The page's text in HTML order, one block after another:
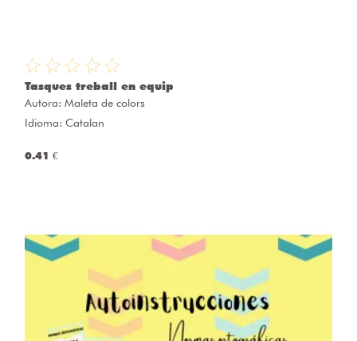
Tasques treball en equip
Autora: Maleta de colors
Idioma: Catalan
0.41 €